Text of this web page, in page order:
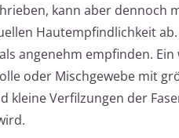
kann aber dennoch
Hautempfindlichkeit
angenehm empfinden.
oder Mischgewebe mit
Verfilzungen der